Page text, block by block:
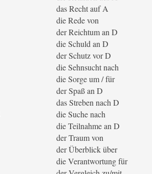
das Recht auf A
die Rede von
der Reichtum an D
die Schuld an D
der Schutz vor D
die Sehnsucht nach
die Sorge um / für
der Spaß an D
das Streben nach D
die Suche nach
die Teilnahme an D
der Traum von
der Überblick über
die Verantwortung für